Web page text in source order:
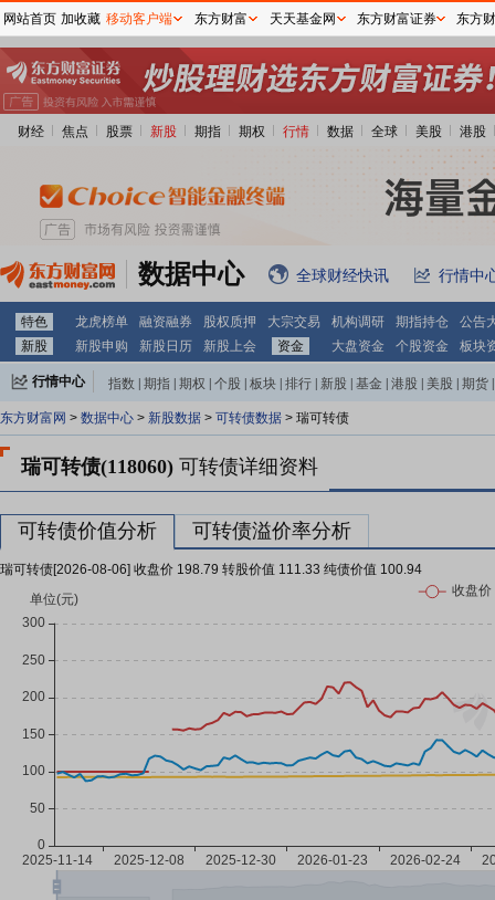
财经 焦点 股票 新股 期指 期权 行情 数据 全球 美股 港股
数据中心 全球财经快讯 行情中
特色 龙虎榜单 融资融券 股权质押 大宗交易 机构调研 期指持仓
公告
新股
新股申购 新股日历 新股上会 资金 大盘资金 个股资金 板块
行情中心 指数 期指 期权 个股 板块 排行 新股 基金 港股 美股 期货
东方财富网 > 数据中心 > 新股数据 > 可转债数据 > 瑞可转债
瑞可转债(118060) 可转债详细资料
可转债价值分析 可转债溢价率分析
瑞可转债[2026-08-06] 收盘价 198.79 转股价值 111.33 纯债价值 100.94
网站首页 加收藏 移动客户端 东方财富 天天基金网 东方财富证券 东方